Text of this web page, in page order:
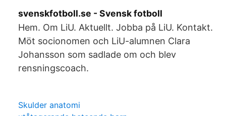
svenskfotboll.se - Svensk fotboll
Hem. Om LiU. Aktuellt. Jobba på LiU. Kontakt.
Möt socionomen och LiU-alumnen Clara
Johansson som sadlade om och blev
rensningscoach.
Skulder anatomi